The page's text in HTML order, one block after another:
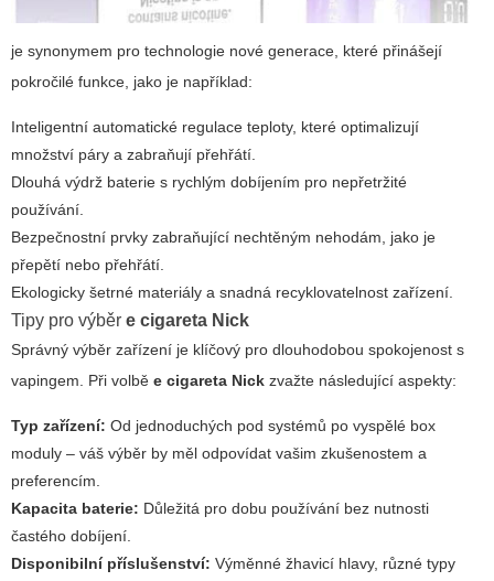
je synonymem pro technologie nové generace, které přinášejí
pokročilé funkce, jako je například:
Inteligentní automatické regulace teploty, které optimalizují
množství páry a zabraňují přehřátí.
Dlouhá výdrž baterie s rychlým dobíjením pro nepřetržité
používání.
Bezpečnostní prvky zabraňující nechtěným nehodám, jako je
přepětí nebo přehřátí.
Ekologicky šetrné materiály a snadná recyklovatelnost zařízení.
Tipy pro výběr e cigareta Nick
Správný výběr zařízení je klíčový pro dlouhodobou spokojenost s
vapingem. Při volbě e cigareta Nick zvažte následující aspekty:
Typ zařízení: Od jednoduchých pod systémů po vyspělé box
moduly – váš výběr by měl odpovídat vašim zkušenostem a
preferencím.
Kapacita baterie: Důležitá pro dobu používání bez nutnosti
častého dobíjení.
Disponibilní příslušenství: Výměnné žhavicí hlavy, různé typy